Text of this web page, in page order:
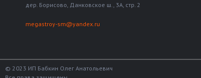
дер. Борисово, Данковское ш., 3А, стр. 2
megastroy-sm@yandex.ru
© 2023 ИП Бабкин Олег Анатольевич